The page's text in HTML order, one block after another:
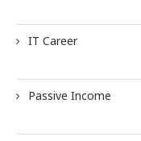
IT Career
Passive Income